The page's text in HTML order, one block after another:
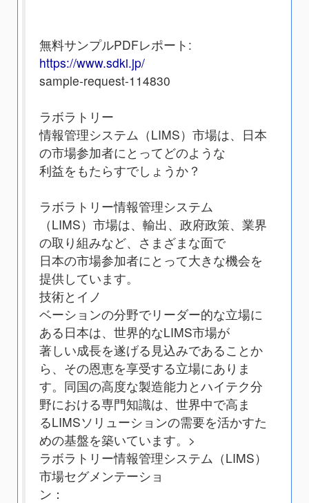
無料サンプルPDFレポート:
https://www.sdki.jp/
sample-request-114830
ラボラトリー
情報管理システム（LIMS）市場は、日本
の市場参加者にとってどのような
利益をもたらすでしょうか？
ラボラトリー情報管理システム
（LIMS）市場は、輸出、政府政策、業界
の取り組みなど、さまざまな面で
日本の市場参加者にとって大きな機会を
提供しています。
技術とイノ
ベーションの分野でリーダー的な立場に
ある日本は、世界的なLIMS市場が
著しい成長を遂げる見込みであることか
ら、その恩恵を享受する立場にありま
す。同国の高度な製造能力とハイテク分
野における専門知識は、世界中で高ま
るLIMSソリューションの需要を活かすた
めの基盤を築いています。 >
ラボラトリー情報管理システム（LIMS）
市場セグメンテーショ
ン：